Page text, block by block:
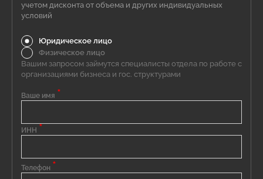
учетом дисконта от объема и других индивидуальных
условий
Юридическое лицо
Физическое лицо
Вашим запросом займутся специалисты отдела по работе с
организациями бизнеса и гос. структурами
Ваше имя *
ИНН *
Телефон *